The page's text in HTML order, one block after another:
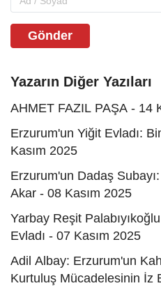
Gönder
Yazarın Diğer Yazıları
AHMET FAZIL PAŞA - 14
Erzurum'un Yiğit Evladı:
Kasım 2025
Erzurum'un Dadaş
Akar - 08 Kasım 2025
Yarbay Reşit
Evladı - 07 Kasım 2025
Adil Albay: Erzurum'un
Kurtuluş Mücadelesinin İz